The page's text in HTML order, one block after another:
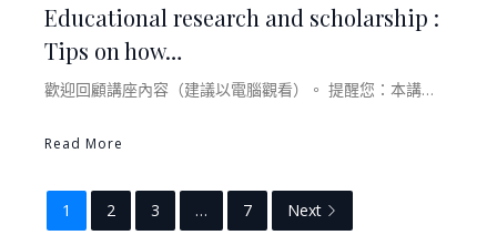
Educational research and scholarship :
Tips on how…
歡迎回顧講座內容（建議以電腦觀看）。 提醒您：本講…
Read More
1 2 3 … 7 Next